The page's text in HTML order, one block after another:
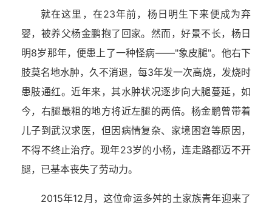
就在这里，在23年前，杨日明生下来便成为弃
婴，被养父杨金鹏抱了回家。然而，好景不长，杨日
明8岁那年，便患上了一种怪病——"象皮腿"。他右下
肢莫名地水肿，久不消退，每3年发一次高烧，发烧时
患肢通红。近年来，其水肿状况逐步向大腿蔓延，如
今，右腿最粗的地方将近左腿的两倍。杨金鹏曾带着
儿子到武汉求医，但因病情复杂、家境困窘等原因，
不得不终止治疗。现年23岁的小杨，连走路都迈不开
腿，已基本丧失了劳动力。
2015年12月，这位命运多舛的土家族青年迎来了